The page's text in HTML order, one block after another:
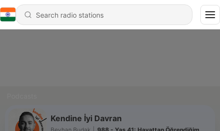
Kendine İyi Davran
Beyhan Budak
988 - Yaş 41: Hayattan Öğrendiğim